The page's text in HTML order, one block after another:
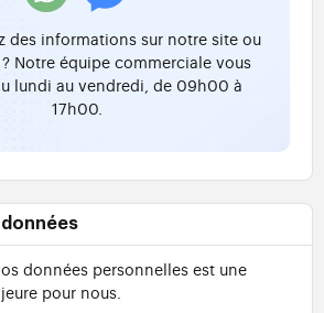
des informations sur notre site ou
Notre équipe commerciale vous
lundi au vendredi, de 09h00 à
17h00.
données personnelles est une
pour nous.